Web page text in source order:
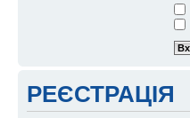
РЕЄСТРАЦІЯ